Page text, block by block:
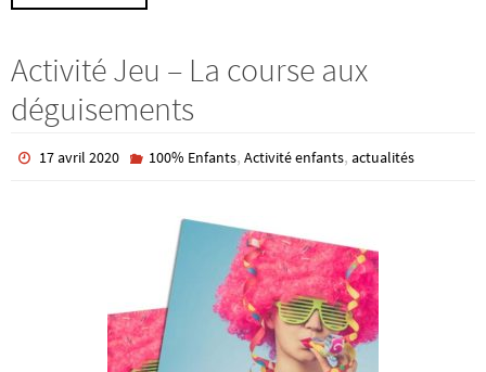
Activité Jeu – La course aux
déguisements
17 avril 2020 100% Enfants, Activité enfants, actualités